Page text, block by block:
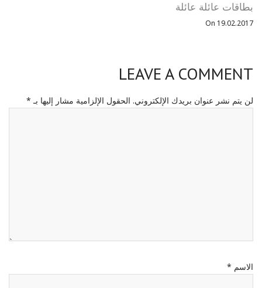
بطاقات عائلة عائلة
On 19.02.2017
LEAVE A COMMENT
لن يتم نشر عنوان بريدك الإلكتروني. الحقول الإلزامية مشار إليها بـ *
الاسم *